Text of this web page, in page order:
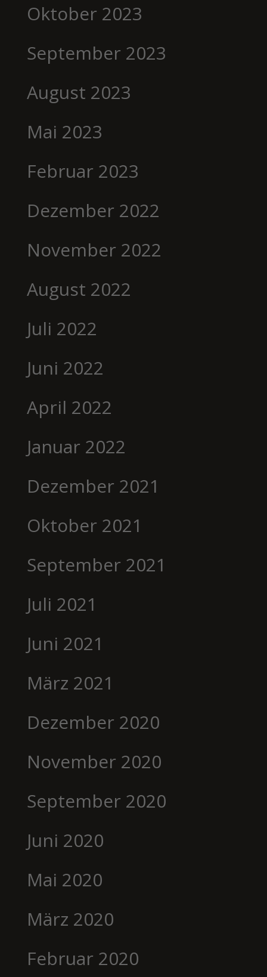
Oktober 2023
September 2023
August 2023
Mai 2023
Februar 2023
Dezember 2022
November 2022
August 2022
Juli 2022
Juni 2022
April 2022
Januar 2022
Dezember 2021
Oktober 2021
September 2021
Juli 2021
Juni 2021
März 2021
Dezember 2020
November 2020
September 2020
Juni 2020
Mai 2020
März 2020
Februar 2020